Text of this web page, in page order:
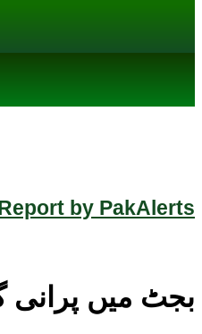
by PakAlerts
بجٹ میں پرانی